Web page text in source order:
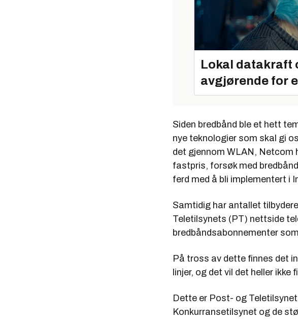
Lokal datakraft
avgjørende for
Siden bredbånd ble et hett
nye teknologier som skal gi
det gjennom WLAN, Netcom
fastpris, forsøk med
ferd med å bli implementert i
Samtidig har antallet
Teletilsynets (PT) nettside
bredbåndsabonnementer
På tross av dette finnes det
linjer, og det vil det heller ikke
Dette er Post- og
Konkurransetilsynet og de